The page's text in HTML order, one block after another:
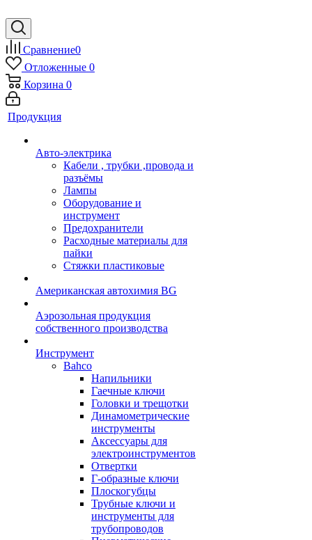
Сравнение0
Отложенные 0
Корзина 0
Продукция
Авто-электрика
Кабели , трубки ,провода и
разъёмы
Лампы
Оборудование и
инструмент
Предохранители
Расходные материалы для
пайки
Стяжки пластиковые
Американская автохимия BG
Аэрозольная продукция
собственного производства
Инструмент
Bahco
Напильники
Гаечные ключи
Головки и трещотки
Динамометрические
инструменты
Аксессуары для
электроинструментов
Отвертки
Г-образные ключи
Плоскогубцы
Трубные ключи и
инструменты для
трубопроводов